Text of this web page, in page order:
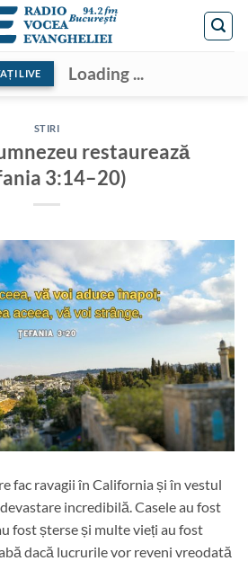
LIVE Loading ...
STIRI
restaurează
3:14–20)
fac ravagii în California și în vestul
incredibilă. Casele au fost
fost șterse și multe vieți au fost
dacă lucrurile vor reveni vreodată